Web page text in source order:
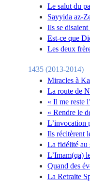
Le salut du
Sayyida az-
Ils se
Est-ce que
Les deux
1435 (2013-2014)
Miracles à
La route de
« Il me reste
« Rendre le
L’invocation
Ils récitèrent
La fidélité au
L’Imam(qa)
Quand des
La Retraite